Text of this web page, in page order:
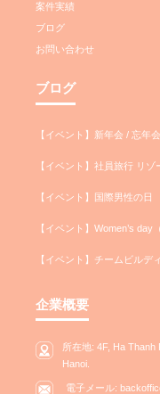
案件実績
ブログ
お問い合わせ
ブログ
【イベント】新年会 / 忘年会
【イベント】社員旅行 リゾ
【イベント】国際男性の日
【イベント】Women’s day
【イベント】チームビルデ
企業概要
所在地: 4F, Ha Thanh
Hanoi.
電子メール: